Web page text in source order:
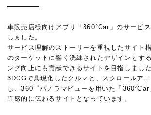
車販売店様向けアプリ「360°Car」のサービ
しました。
サービス理解のストーリーを重視したサイト
のターゲットに響く洗練されたデザインとす
ング向上にも貢献できるサイトを目指しました
3DCGで具現化したクルマと、スクロールア
し、360゜パノラマビューを用いた「360°Car
直感的に伝わるサイトとなっています。